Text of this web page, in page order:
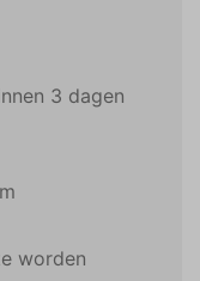
3 dagen
worden